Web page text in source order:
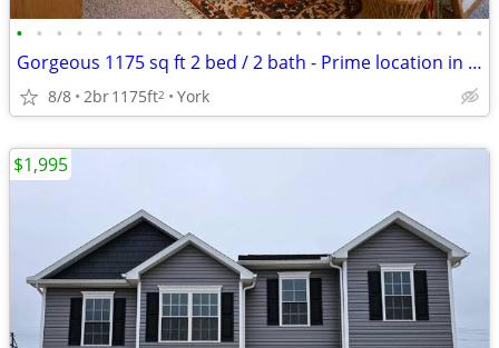
• • • • • • • • • • • • • • • • • • • • • • • •
Gorgeous 1175 sq ft 2 bed / 2 bath - Prime location in York
8/8 2br1175ft2 York
$1,995